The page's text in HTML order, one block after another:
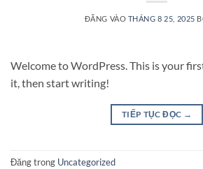
ĐĂNG VÀO THÁNG 8 25, 2025
Welcome to WordPress. This is your
it, then start writing!
TIẾP TỤC ĐỌC →
Đăng trong Uncategorized